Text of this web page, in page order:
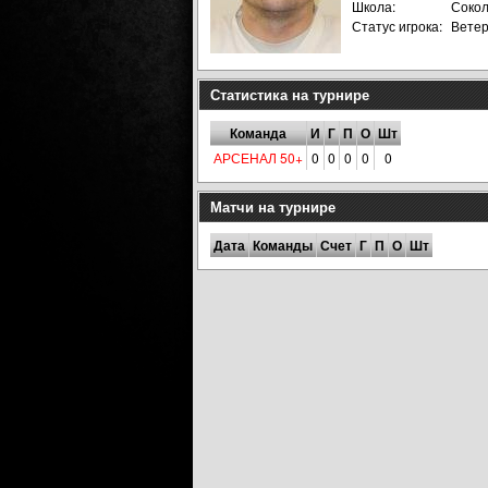
Школа:
Статус игрока:
Статистика на турнире
Команда И Г П О Шт
АРСЕНАЛ 50+ 0 0 0 0 0
Матчи на турнире
Дата Команды Счет Г П О Шт